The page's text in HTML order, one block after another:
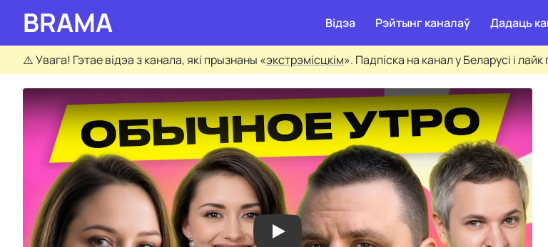
BRAMA Відэа Рэйтынг каналаў Дадаць
⚠️Увага! Гэтае відэа з канала, які прызнаны «экстрэмісцкім». Падпіска на канал у Беларусі і